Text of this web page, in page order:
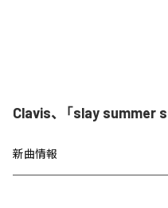
Clavis、「slay summer
新曲情報